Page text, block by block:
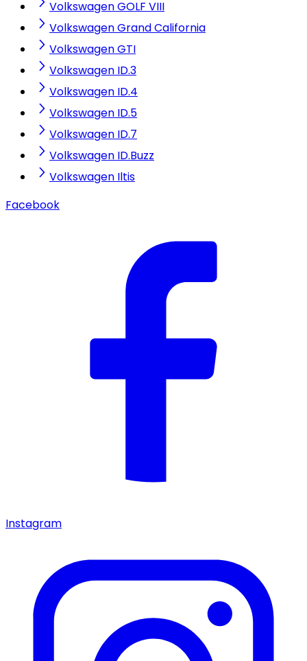
Volkswagen GOLF VIII
Volkswagen Grand California
Volkswagen GTI
Volkswagen ID.3
Volkswagen ID.4
Volkswagen ID.5
Volkswagen ID.7
Volkswagen ID.Buzz
Volkswagen Iltis
Facebook
Instagram